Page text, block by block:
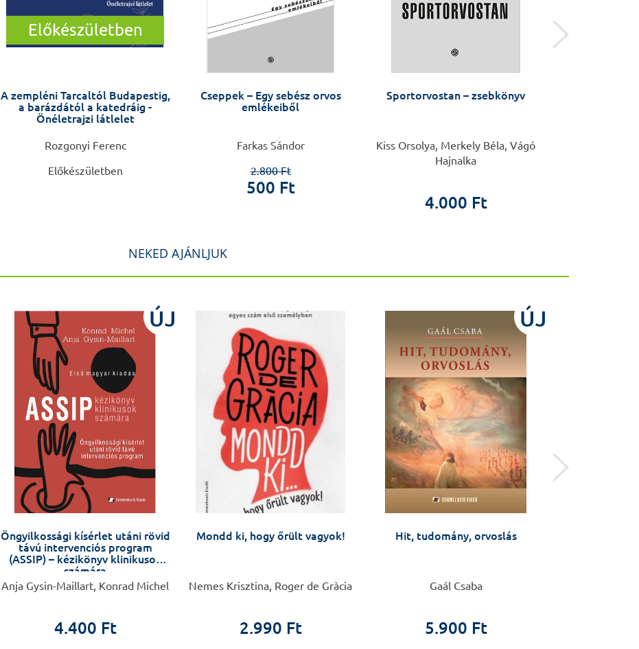
Előkészületben
A zempléni Tarcaltól Budapestig,
a barázdától a katedráig -
Önéletrajzi látlelet
Rozgonyi Ferenc
Előkészületben
Cseppek – Egy sebész orvos
emlékeiből
Farkas Sándor
2.800 Ft
500 Ft
Sportorvostan – zsebkönyv
Kiss Orsolya, Merkely Béla, Vágó
Hajnalka
4.000 Ft
NEKED AJÁNLJUK
ÚJ
Öngyilkossági kísérlet utáni rövid
távú intervenciós program
(ASSIP) – kézikönyv klinikusok
számára
Anja Gysin-Maillart, Konrad Michel
4.400 Ft
Mondd ki, hogy őrült vagyok!
Nemes Krisztina, Roger de Gràcia
2.990 Ft
ÚJ
Hit, tudomány, orvoslás
Gaál Csaba
5.900 Ft